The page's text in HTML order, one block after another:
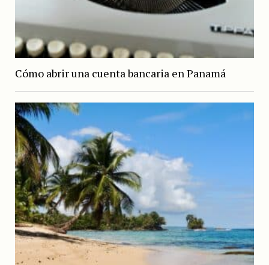
Cómo abrir una cuenta bancaria en Panamá